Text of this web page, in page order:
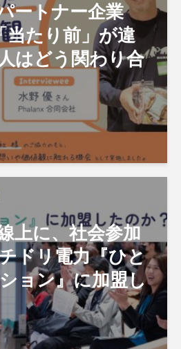
ートナー企業
当たり前」が違
はどう関わり合
上に、社会参加
ドリ電力『ひと
ョン』に加盟し